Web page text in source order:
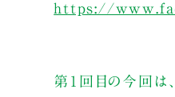
https://
第１回目の今回は